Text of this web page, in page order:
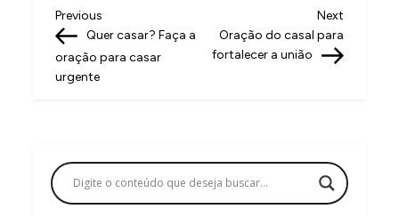
N
a
v
a
ç
Previous
Post
Previous
Quer casar? Faça a
oração para casar
urgente
Next
Post
Next
Oração do casal para
fortalecer a união